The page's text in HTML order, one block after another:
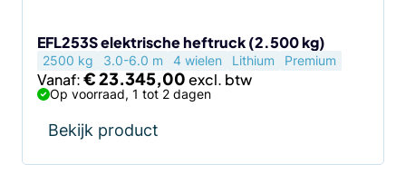
EFL253S elektrische heftruck (2.500 kg)
2500 kg 3.0-6.0 m 4 wielen Lithium Premium
Vanaf:€23.345,00
Op voorraad, 1 tot 2 dagen
Bekijk product
de
productpagina